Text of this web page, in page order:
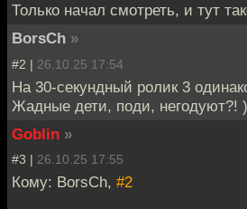
Только начал смотреть, и тут
BorsCh »
#2 | 26.10.25 17:54
На 30-секундный ролик 3
Жадные дети, поди, негодуют?!
Goblin »
#3 | 26.10.25 17:55
Кому: BorsCh, #2